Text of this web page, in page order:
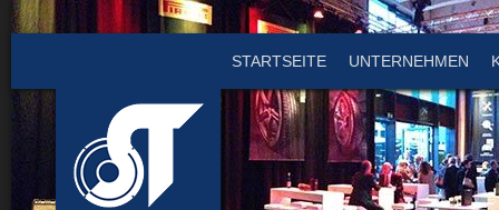
STARTSEITE UNTERNEHMEN